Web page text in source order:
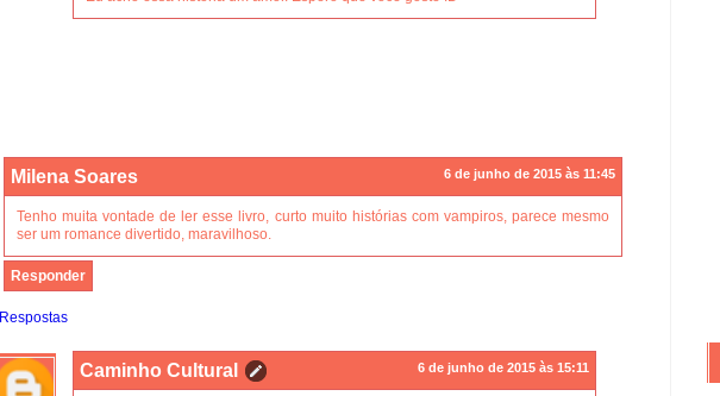
Milena Soares 6 de junho de 2015 às 11:45
Tenho muita vontade de ler esse livro, curto muito histórias com vampiros, parece mesmo
ser um romance divertido, maravilhoso.
Responder
Respostas
Caminho Cultural 6 de junho de 2015 às 15:11